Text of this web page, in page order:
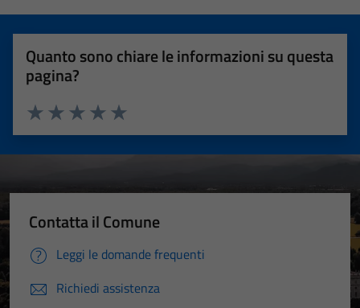
Quanto sono chiare le informazioni su questa
pagina?
Valuta 5 stelle su 5
Valuta 4 stelle su 5
Valuta 3 stelle su 5
Valuta 2 stelle su 5
Valuta 1 stelle su 5
Contatta il Comune
Leggi le domande frequenti
Richiedi assistenza